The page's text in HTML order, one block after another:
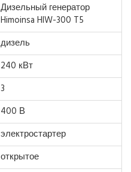
Дизельный генератор
Himoinsa HIW-300 T5
дизель
240 кВт
3
400 В
электростартер
открытое